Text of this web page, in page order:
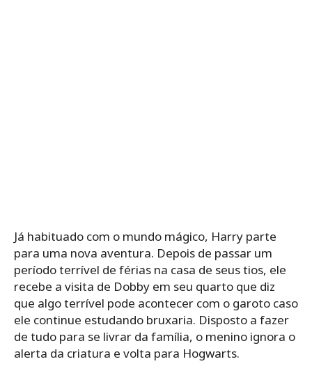
Já habituado com o mundo mágico, Harry parte
para uma nova aventura. Depois de passar um
período terrível de férias na casa de seus tios, ele
recebe a visita de Dobby em seu quarto que diz
que algo terrível pode acontecer com o garoto caso
ele continue estudando bruxaria. Disposto a fazer
de tudo para se livrar da família, o menino ignora o
alerta da criatura e volta para Hogwarts.